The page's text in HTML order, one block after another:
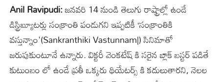
Anil Ravipudi:జనవరి 14 నుండి తెలుగు రాష్ట్రాల్లో ఉండే
డిస్ట్రిబ్యూటర్లు సంక్రాంతి పండుగని ఇప్పటికీ ‘సంక్రాంతికి
వస్తున్నాం'(Sankranthiki Vastunnam|) సినిమాతో
జరుపుకుంటూనే ఉన్నారు. విక్టరీ వెంకటేష్ కి సరైన బ్లాక్ బస్టర్ పడితే
కుటుంబం లో ఉండే ప్రతీ ఒక్కరు థియేటర్స్ కి కదులుతారని, నెలల